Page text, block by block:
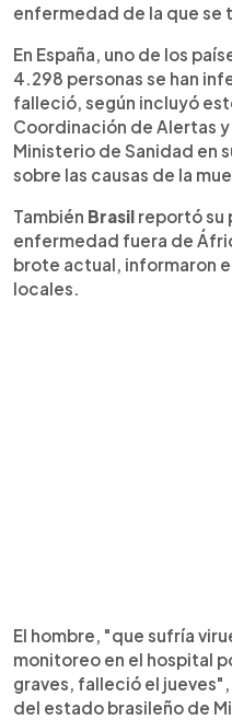
enfermedad de la que se
En España, uno de los
4.298 personas se han
falleció, según incluyó
Coordinación de Alertas
Ministerio de Sanidad en
sobre las causas de la
También Brasil reportó su
enfermedad fuera de
brote actual, informaron
locales.
El hombre, "que sufría
monitoreo en el hospital
graves, falleció el
del estado brasileño de